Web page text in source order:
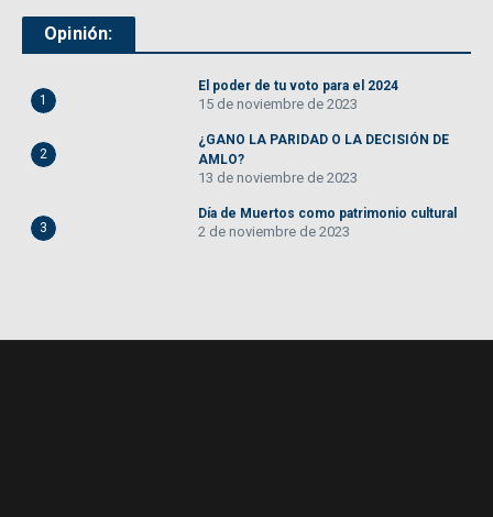
Opinión:
1
El poder de tu voto para el 2024
15 de noviembre de 2023
2
¿GANO LA PARIDAD O LA DECISIÓN DE
AMLO?
13 de noviembre de 2023
3
Día de Muertos como patrimonio cultural
2 de noviembre de 2023